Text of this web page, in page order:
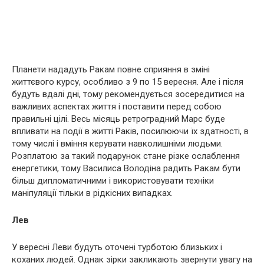
Планети нададуть Ракам повне сприяння в зміні
життєвого курсу, особливо з 9 по 15 вересня. Але і після
будуть вдалі дні, тому рекомендується зосередитися на
важливих аспектах життя і поставити перед собою
правильні цілі. Весь місяць ретроградний Марс буде
впливати на події в житті Раків, посилюючи їх здатності, в
тому числі і вміння керувати навколишніми людьми.
Розплатою за такий подарунок стане різке ослаблення
енергетики, тому Василиса Володіна радить Ракам бути
більш дипломатичними і використовувати техніки
маніпуляції тільки в рідкісних випадках.
Лев
У вересні Леви будуть оточені турботою близьких і
коханих людей. Однак зірки закликають звернути увагу на